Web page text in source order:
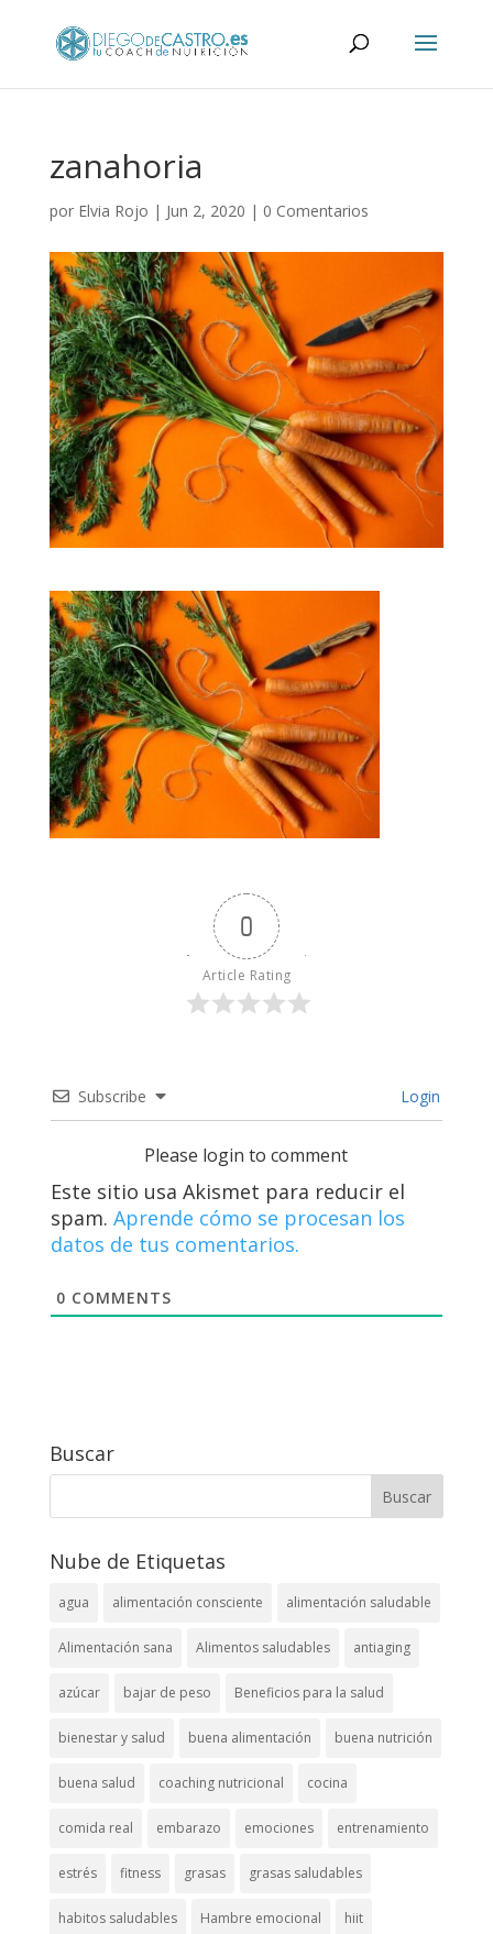
zanahoria
por Elvia Rojo | Jun 2, 2020 | 0 Comentarios
0
Article Rating
Subscribe Login
Please login to comment
Este sitio usa Akismet para reducir el
spam. Aprende cómo se procesan los
datos de tus comentarios.
0 COMMENTS
Buscar
Nube de Etiquetas
agua alimentación consciente alimentación saludable
Alimentación sana Alimentos saludables antiaging
azúcar bajar de peso Beneficios para la salud
bienestar y salud buena alimentación buena nutrición
buena salud coaching nutricional cocina
comida real embarazo emociones entrenamiento
estrés fitness grasas grasas saludables
habitos saludables Hambre emocional hiit